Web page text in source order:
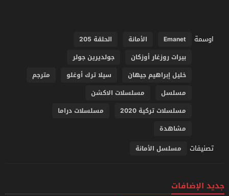
اوسمة Emanet الأمانة
الحلقة 205
بيرات روزغار أوزكان
جولديرين جولر
خليل إبراهيم جيهان
سيلا ترك أوغلو
مترجم
مسلسل
مسلسلات الاكشن
مسلسلات تركية 2020
مسلسلات دراما
مشاهدة
تصنيفات مسلسل الأمانة
جديد الإضافات